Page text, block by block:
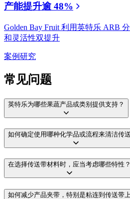
产能提升逾 48%
Golden Bay Fruit 利用英特乐 ARB
和灵活性双提升
案例研究
常见问题
英特乐为哪些果蔬产品或类别提供支持？
如何确定使用哪种化学品或流程来清洁传
在选择传送带材料时，应当考虑哪些特性？
如何减少产品夹带，特别是粘连到传送带